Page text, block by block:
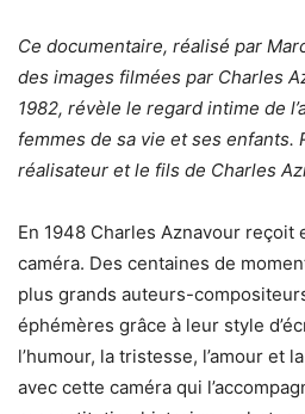
Ce documentaire, réalisé par
des images filmées par Charles
1982, révèle le regard intime de
femmes de sa vie et ses enfants.
réalisateur et le fils de Charles
En 1948 Charles Aznavour reçoit
caméra. Des centaines de
plus grands auteurs-
éphémères grâce à leur style
l’humour, la tristesse, l’amour et
avec cette caméra qui